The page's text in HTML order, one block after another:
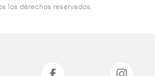
los derechos reservados.